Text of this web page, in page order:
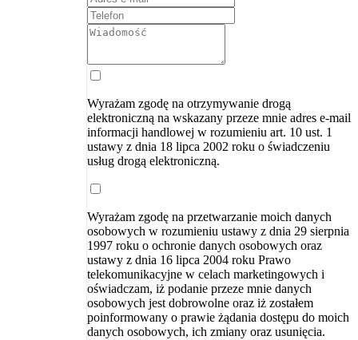
Wyrażam zgodę na otrzymywanie drogą
elektroniczną na wskazany przeze mnie adres e-mail
informacji handlowej w rozumieniu art. 10 ust. 1
ustawy z dnia 18 lipca 2002 roku o świadczeniu
usług drogą elektroniczną.
Wyrażam zgodę na przetwarzanie moich danych
osobowych w rozumieniu ustawy z dnia 29 sierpnia
1997 roku o ochronie danych osobowych oraz
ustawy z dnia 16 lipca 2004 roku Prawo
telekomunikacyjne w celach marketingowych i
oświadczam, iż podanie przeze mnie danych
osobowych jest dobrowolne oraz iż zostałem
poinformowany o prawie żądania dostępu do moich
danych osobowych, ich zmiany oraz usunięcia.